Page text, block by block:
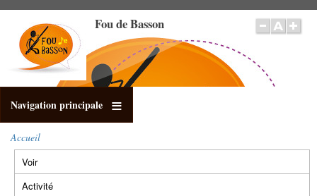
contenu
principal
Fou de Basson
Navigation principale
Fil
d'Ariane
Accueil
Onglets
principaux
Voir(onglet
actif)
Activité